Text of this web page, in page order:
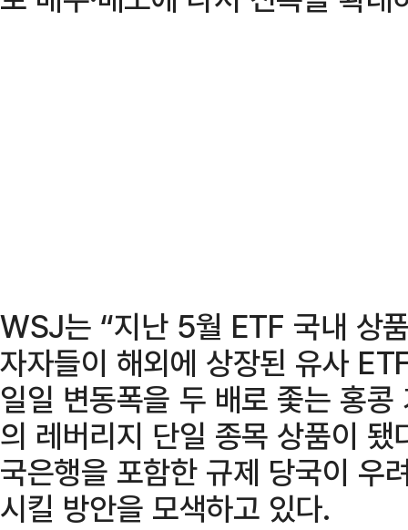
WSJ는 “지난 5월 ETF 국내 상
자자들이 해외에 상장된 유사
일일 변동폭을 두 배로 좇는 홍
의 레버리지 단일 종목 상품이
국은행을 포함한 규제 당국이 우
시킬 방안을 모색하고 있다.